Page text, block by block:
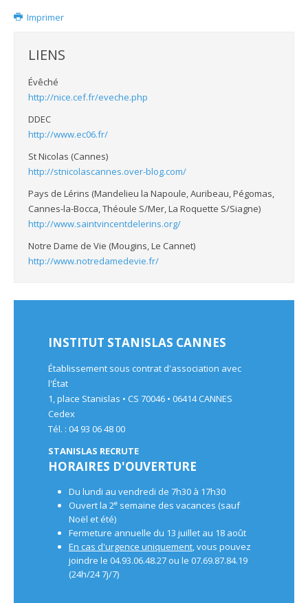
Imprimer
LIENS
Évêché
http://nice.cef.fr/eveche.php
DDEC
http://www.ec06.fr/
St Nicolas (Cannes)
http://stnicolascannes.over-blog.com/
Pays de Lérins (Mandelieu la Napoule, Auribeau, Pégomas,
Cannes-la-Bocca, Théoule S/Mer, La Roquette S/Siagne)
http://www.saintvincentdelerins.org/
Notre Dame de Vie (Mougins, Le Cannet)
http://www.notredamedevie.fr/
INSTITUT STANISLAS CANNES
Établissement sous contrat d'association avec
l'État
1, place Stanislas • CS 70046 • 06414 CANNES
Cedex
Tél. : 04 93 06 48 00
STANISLAS RECRUTE
HORAIRES D'OUVERTURE
Du lundi au vendredi de 7h30 à 17h30
Ouvert la 2e semaine des vacances (sauf
Noël et été)
Fermeture annuelle du 13 juillet au 18 août
En cas d'urgence uniquement, vous pouvez
joindre le 04.93.06.48.27 ou le 07.69.87.84.19
(24h/24 7j/7)